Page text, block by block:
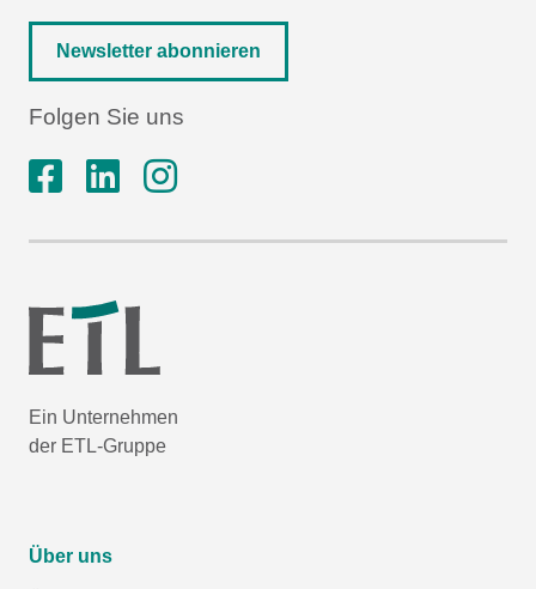
Newsletter abonnieren
Folgen Sie uns
Ein Unternehmen
der ETL-Gruppe
Über uns